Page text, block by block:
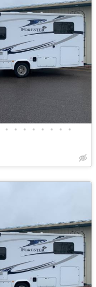
• • • • • • • •